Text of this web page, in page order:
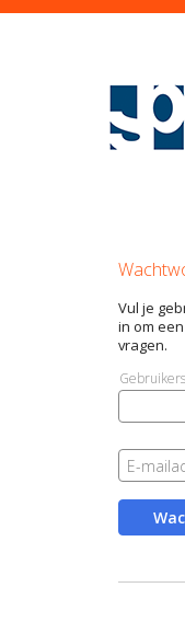
Vul je
in om
vragen.
E-